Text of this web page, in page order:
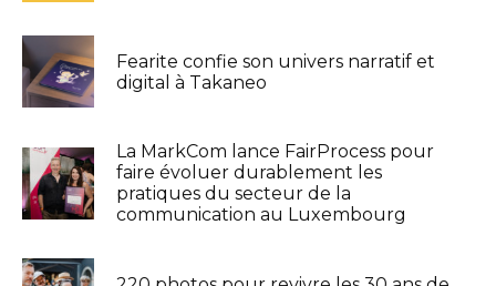
Fearite confie son univers narratif et
digital à Takaneo
La MarkCom lance FairProcess pour
faire évoluer durablement les
pratiques du secteur de la
communication au Luxembourg